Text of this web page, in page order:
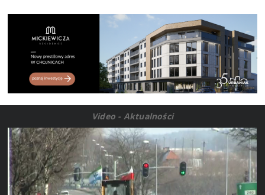
Video - Aktualności